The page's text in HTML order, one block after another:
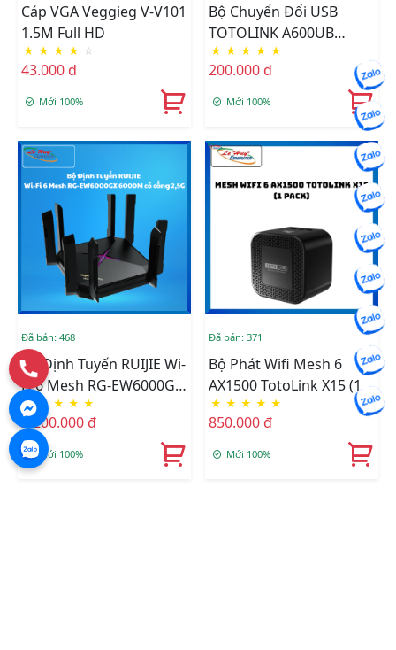
Cáp VGA Veggieg V-V101
1.5M Full HD
★ ★ ★ ★ ☆
43.000 đ
Mới 100%
Bộ Chuyển Đổi USB
TOTOLINK A600UB
Không Dây AC600 Băng
Tần Kép + Bluetooth 4.2
★ ★ ★ ★ ★
200.000 đ
Mới 100%
Đã bán: 468
Bộ Định Tuyến RUIJIE Wi-
Fi 6 Mesh RG-EW6000GX
6000M Có Cổng 2,5G
★ ★ ★ ★ ★
2.200.000 đ
Mới 100%
Đã bán: 371
Bộ Phát Wifi Mesh 6
AX1500 TotoLink X15 (1
Pack)
★ ★ ★ ★ ★
850.000 đ
Mới 100%